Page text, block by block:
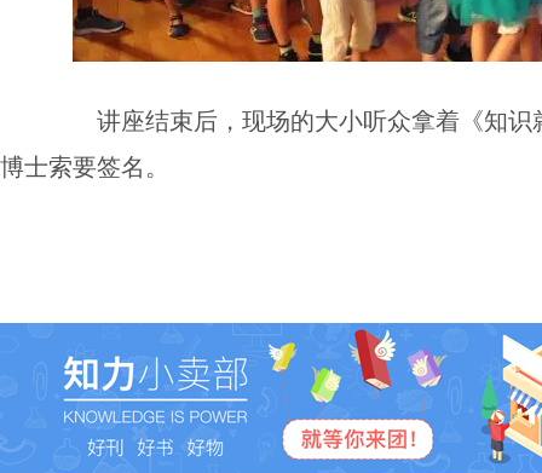
讲座结束后，现场的大小听众拿着《知识
博士索要签名。